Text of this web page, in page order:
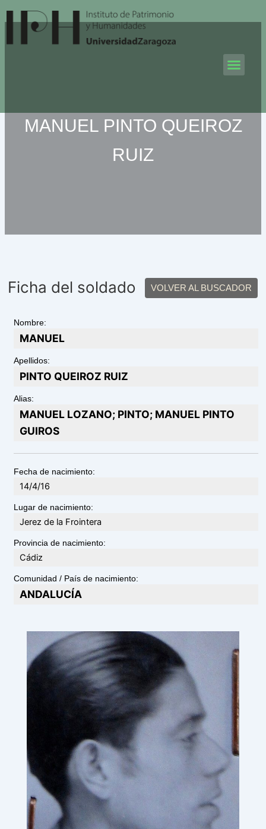
al
contenido
MANUEL PINTO QUEIROZ
RUIZ
Ficha del soldado VOLVER AL BUSCADOR
Nombre:
MANUEL
Apellidos:
PINTO QUEIROZ RUIZ
Alias:
MANUEL LOZANO; PINTO; MANUEL PINTO
GUIROS
Fecha de nacimiento:
14/4/16
Lugar de nacimiento:
Jerez de la Frointera
Provincia de nacimiento:
Cádiz
Comunidad / País de nacimiento:
ANDALUCÍA